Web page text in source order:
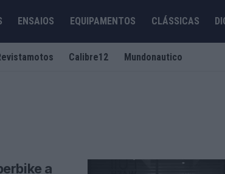
ENSAIOS EQUIPAMENTOS CLÁSSICAS
Calibre12 Mundonautico
a